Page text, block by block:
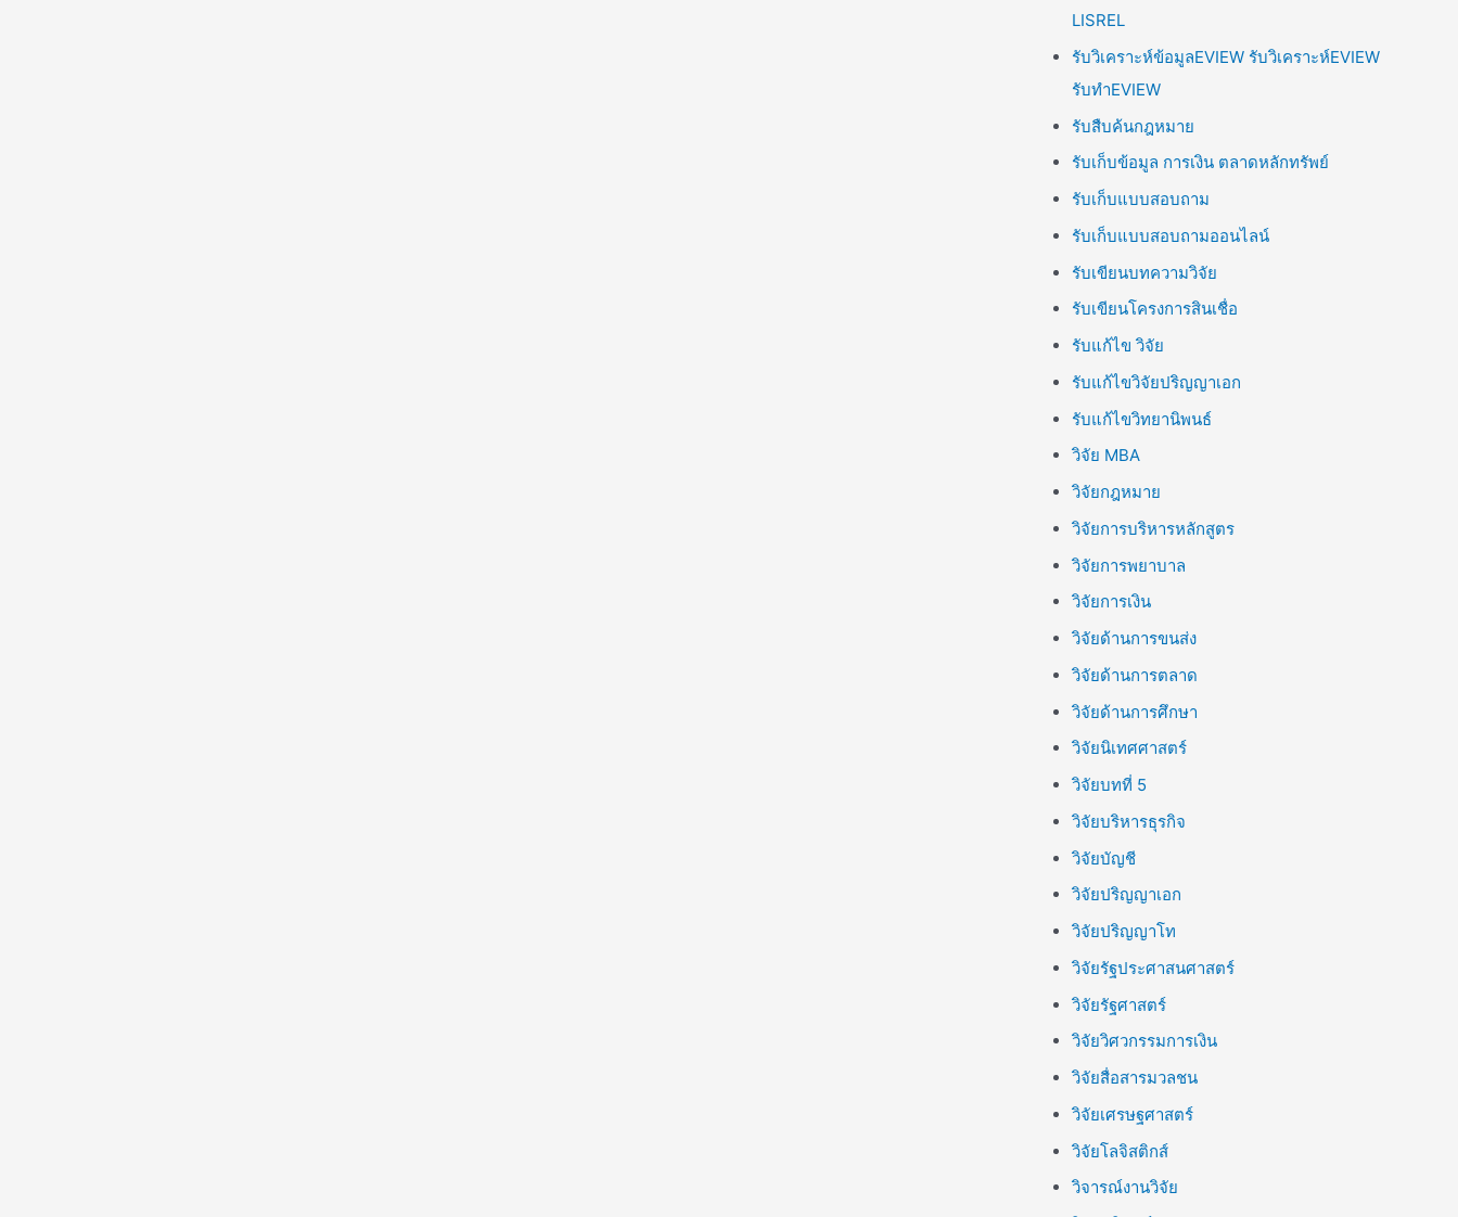
LISREL
รับวิเคราะห์ข้อมูลEVIEW รับวิเคราะห์EVIEW
รับทำEVIEW
รับสืบค้นกฎหมาย
รับเก็บข้อมูล การเงิน ตลาดหลักทรัพย์
รับเก็บแบบสอบถาม
รับเก็บแบบสอบถามออนไลน์
รับเขียนบทความวิจัย
รับเขียนโครงการสินเชื่อ
รับแก้ไข วิจัย
รับแก้ไขวิจัยปริญญาเอก
รับแก้ไขวิทยานิพนธ์
วิจัย MBA
วิจัยกฎหมาย
วิจัยการบริหารหลักสูตร
วิจัยการพยาบาล
วิจัยการเงิน
วิจัยด้านการขนส่ง
วิจัยด้านการตลาด
วิจัยด้านการศึกษา
วิจัยนิเทศศาสตร์
วิจัยบทที่ 5
วิจัยบริหารธุรกิจ
วิจัยบัญชี
วิจัยปริญญาเอก
วิจัยปริญญาโท
วิจัยรัฐประศาสนศาสตร์
วิจัยรัฐศาสตร์
วิจัยวิศวกรรมการเงิน
วิจัยสื่อสารมวลชน
วิจัยเศรษฐศาสตร์
วิจัยโลจิสติกส์
วิจารณ์งานวิจัย